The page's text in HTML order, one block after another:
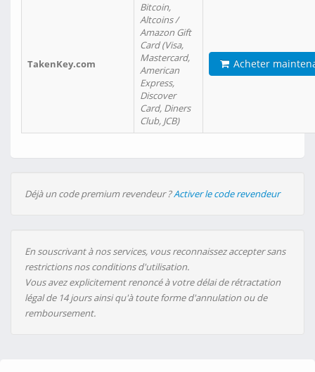
TakenKey.com
Bitcoin,
Altcoins /
Amazon Gift
Card (Visa,
Mastercard,
American
Express,
Discover
Card, Diners
Club, JCB)
Acheter
Déjà un code premium revendeur ?Activer le code revendeur
En souscrivant à nos services, vous reconnaissez accepter sans
restrictions nos conditions d'utilisation.
Vous avez explicitement renoncé à votre délai de rétractation
légal de 14 jours ainsi qu'à toute forme d'annulation ou de
remboursement.